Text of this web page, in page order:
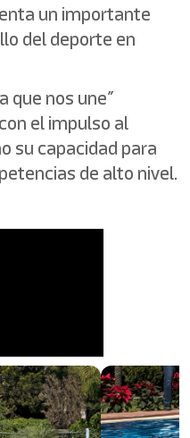
un importante
del deporte en
que nos une”
el impulso al
su capacidad para
de alto nivel.